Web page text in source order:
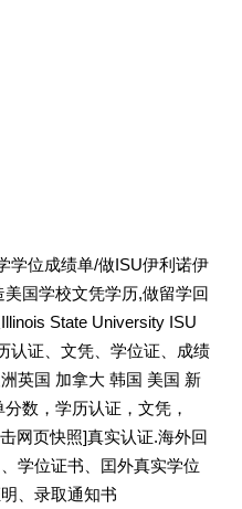
学位成绩单/做ISU伊利诺伊
国学校文凭学历,做留学回
State University ISU
认证、文凭、学位证、成绩
英国 加拿大 韩国 美国 新
数，学历认证，文凭，
网页快照]真实认证.海外回
学位证书、囯外真实学位
、录取通知书